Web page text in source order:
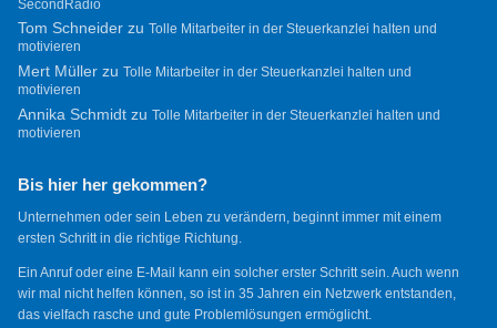
SecondRadio
Tom Schneiderzu Tolle Mitarbeiter in der Steuerkanzlei halten und
motivieren
Mert Müllerzu Tolle Mitarbeiter in der Steuerkanzlei halten und
motivieren
Annika Schmidtzu Tolle Mitarbeiter in der Steuerkanzlei halten und
motivieren
Bis hier her gekommen?
Unternehmen oder sein Leben zu verändern, beginnt immer mit einem
ersten Schritt in die richtige Richtung.
Ein Anruf oder eine E-Mail kann ein solcher erster Schritt sein. Auch wenn
wir mal nicht helfen können, so ist in 35 Jahren ein Netzwerk entstanden,
das vielfach rasche und gute Problemlösungen ermöglicht.